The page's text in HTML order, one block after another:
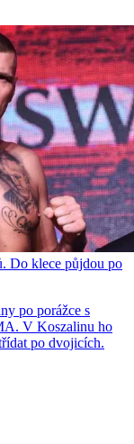
Do klece půjdou po
po porážce s
V Koszalinu ho
po dvojicích.